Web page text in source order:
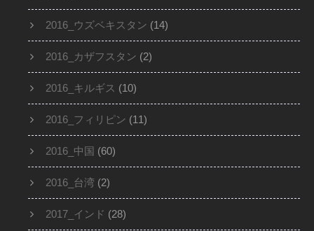
2016_ウズベキスタン (14)
2016_カザフスタン (2)
2016_キルギス (10)
2016_フィリピン (11)
2016_中国 (60)
2016_台湾 (2)
2017_インド (28)